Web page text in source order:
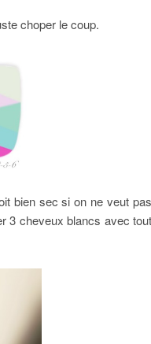
choper le coup.
bien sec si on ne veut pas
3 cheveux blancs avec tout